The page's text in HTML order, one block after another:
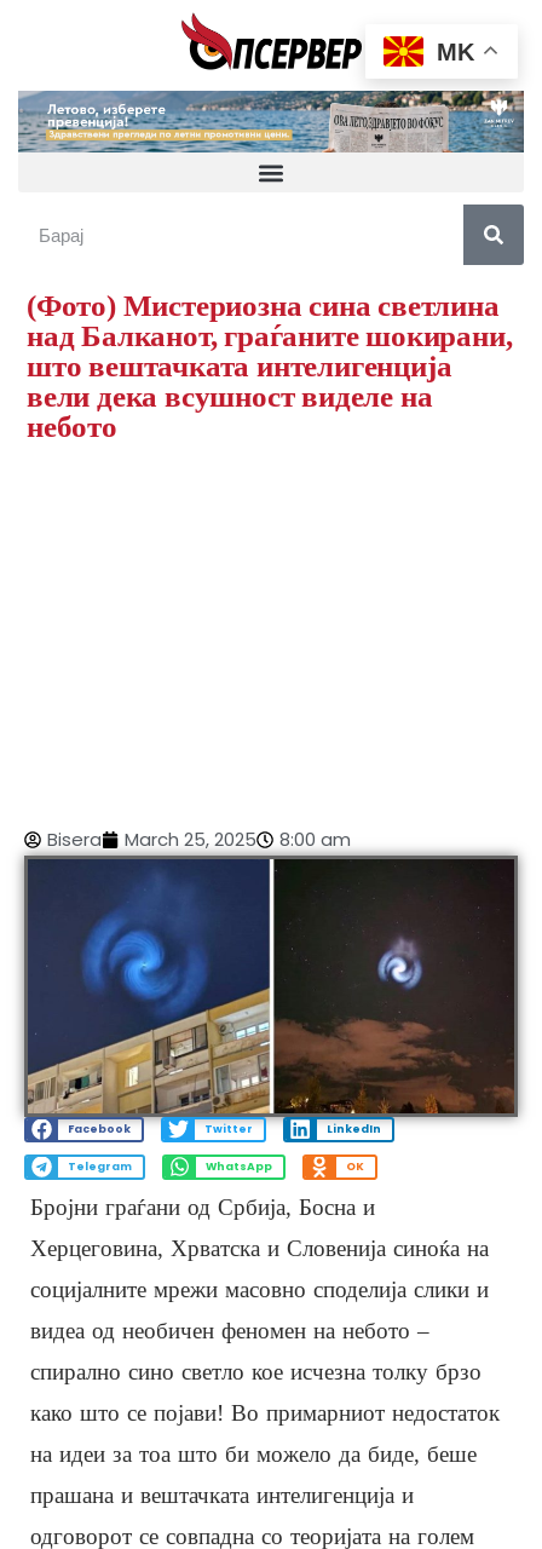
(Фото) Мистериозна сина светлина
над Балканот, граѓаните шокирани,
што вештачката интелигенција
вели дека всушност виделе на
небото
Bisera March 25, 2025 8:00 am
Facebook Twitter LinkedIn
Telegram WhatsApp OK
Бројни граѓани од Србија, Босна и
Херцеговина, Хрватска и Словенија синоќа на
социјалните мрежи масовно споделија слики и
видеа од необичен феномен на небото –
спирално сино светло кое исчезна толку брзо
како што се појави! Во примарниот недостаток
на идеи за тоа што би можело да биде, беше
прашана и вештачката интелигенција и
одговорот се совпадна со теоријата на голем
MK